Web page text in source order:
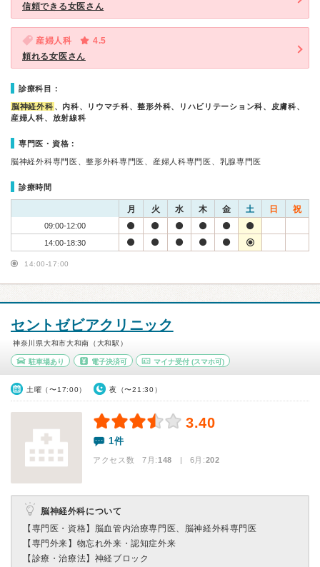
信頼できる女医さん
産婦人科
4.5
頼れる女医さん
診療科目：
脳神経外科 、内科、リウマチ科、整形外科、リハビリテーション科、皮膚科、
産婦人科、放射線科
専門医・資格：
脳神経外科専門医、整形外科専門医、産婦人科専門医、乳腺専門医
診療時間
月 火 水 木 金 土 日 祝
09:00-12:00
14:00-18:30
14:00-17:00
セントゼビアクリニック
神奈川県大和市大和南（大和駅）
駐車場あり 電子決済可 マイナ受付 (スマホ可)
土曜（〜17:00） 夜（〜21:30）
3.40
1件
アクセス数 7月:148 | 6月:202
脳神経外科について
【専門医・資格】 脳血管内治療専門医、脳神経外科専門医
【専門外来】 物忘れ外来・認知症外来
【診療・治療法】 神経ブロック